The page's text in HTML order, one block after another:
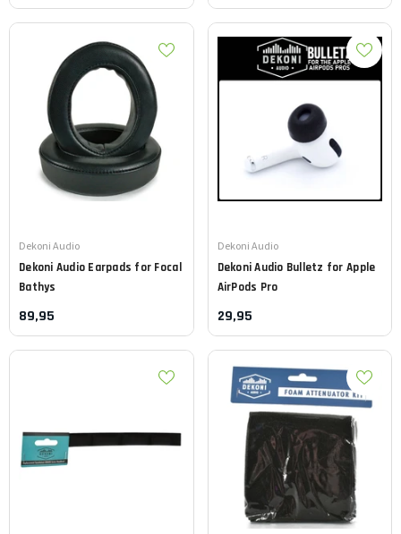
Leverancier:
Dekoni Audio
Dekoni Audio Earpads for Focal
Bathys
89,95
Leverancier:
Dekoni Audio
Dekoni Audio Bulletz for Apple
AirPods Pro
29,95